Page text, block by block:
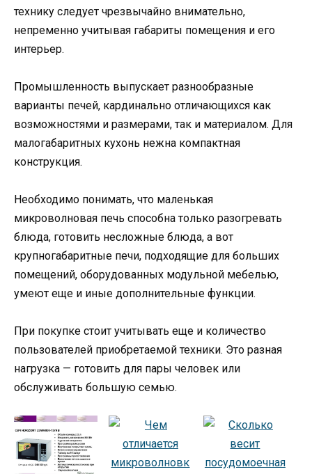
технику следует чрезвычайно внимательно,
непременно учитывая габариты помещения и его
интерьер.
Промышленность выпускает разнообразные
варианты печей, кардинально отличающихся как
возможностями и размерами, так и материалом. Для
малогабаритных кухонь нежна компактная
конструкция.
Необходимо понимать, что маленькая
микроволновая печь способна только разогревать
блюда, готовить несложные блюда, а вот
крупногабаритные печи, подходящие для больших
помещений, оборудованных модульной мебелью,
умеют еще и иные дополнительные функции.
При покупке стоит учитывать еще и количество
пользователей приобретаемой техники. Это разная
нагрузка — готовить для пары человек или
обслуживать большую семью.